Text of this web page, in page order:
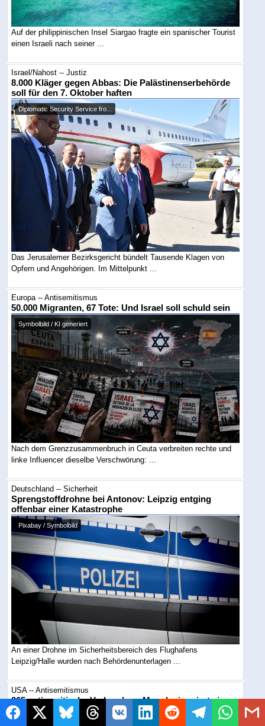
Auf der philippinischen Insel Siargao fragte ein spanischer Tourist
einen Israeli nach seiner ...
Israel/Nahost -- Justiz
8.000 Kläger gegen Abbas: Die Palästinenserbehörde
soll für den 7. Oktober haften
Diplomatic Security Service fro...
Das Jerusalemer Bezirksgericht bündelt Tausende Klagen von
Opfern und Angehörigen. Im Mittelpunkt ...
Europa -- Antisemitismus
50.000 Migranten, 67 Tote: Und Israel soll schuld sein
Symbolbild / KI generiert
Nach dem Grenzzusammenbruch in Ceuta verbreiten rechte und
linke Influencer dieselbe Verschwörung: ...
Deutschland -- Sicherheit
Sprengstoffdrohne bei Antonov: Leipzig entging
offenbar einer Katastrophe
Pixabay / Symbolbild
An einer Drohne im Sicherheitsbereich des Flughafens
Leipzig/Halle wurden nach Behördenunterlagen ...
USA -- Antisemitismus
205 antisemitische Verbrechen: Mamdani regiert eine
Stadt, in der Juden zum Hauptziel werden